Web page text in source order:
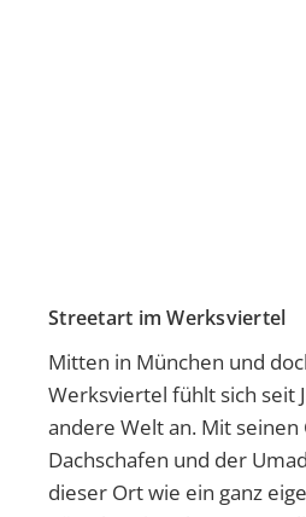
Streetart im Werksviertel
Mitten in München und
Werksviertel fühlt sich seit
andere Welt an. Mit seinen
Dachschafen und der
dieser Ort wie ein ganz